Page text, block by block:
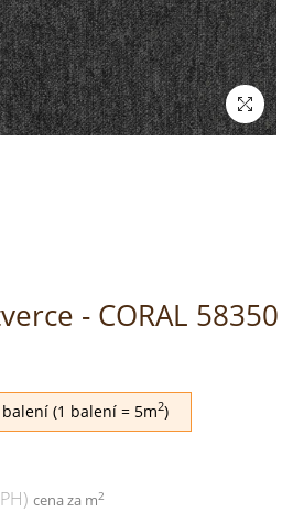
- CORAL 58350
(1 balení = 5m2)
cena za m2